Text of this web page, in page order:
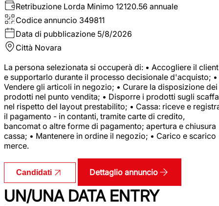
Retribuzione Lorda Minimo 12120.56 annuale
Codice annuncio 349811
Data di pubblicazione 5/8/2026
Città Novara
La persona selezionata si occuperà di: • Accogliere il
e supportarlo durante il processo decisionale d'acquisto; •
Vendere gli articoli in negozio; • Curare la disposizione dei
prodotti nel punto vendita; • Disporre i prodotti sugli
nel rispetto del layout prestabilito; • Cassa: riceve e
il pagamento - in contanti, tramite carte di credito,
bancomat o altre forme di pagamento; apertura e chiusura
cassa; • Mantenere in ordine il negozio; • Carico e scarico
merce.
Candidati Dettaglio annuncio
UN/UNA DATA ENTRY